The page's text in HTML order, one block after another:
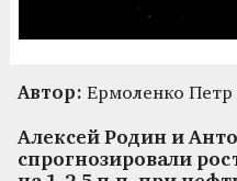
Автор: Ермоленко Петр
Алексей Родин и
спрогнозировали